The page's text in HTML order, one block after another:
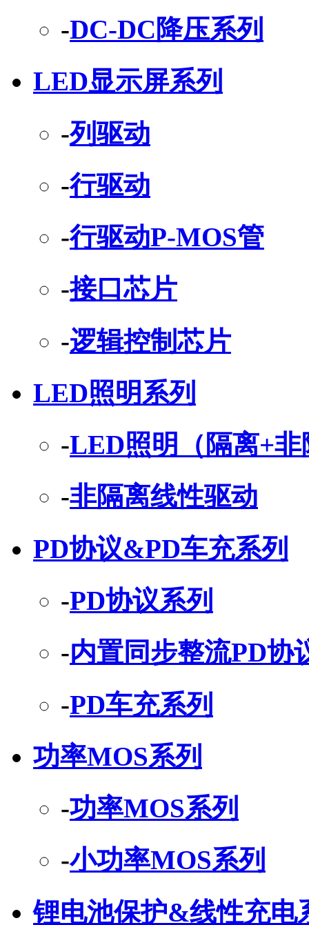
-DC-DC降压系列
LED显示屏系列
-列驱动
-行驱动
-行驱动P-MOS管
-接口芯片
-逻辑控制芯片
LED照明系列
-LED照明（隔离+非
-非隔离线性驱动
PD协议&PD车充系列
-PD协议系列
-内置同步整流PD协
-PD车充系列
功率MOS系列
-功率MOS系列
-小功率MOS系列
锂电池保护&线性充电